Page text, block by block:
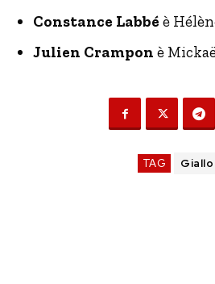
Constance Labbé è
Julien Crampon è
TAG Giallo